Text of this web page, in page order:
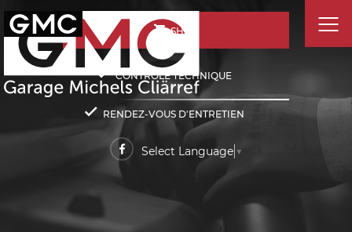
SHOP
CONTRÔLE TECHNIQUE
RENDEZ-VOUS D'ENTRETIEN
Select Language ▼